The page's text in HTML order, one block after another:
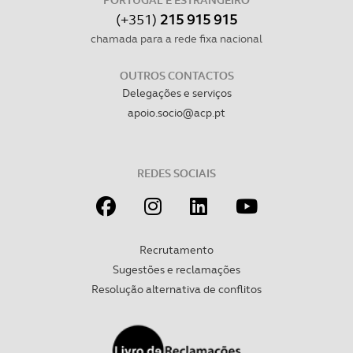
consentimento e quando tal se afigure estritamente
necessário no contexto dos serviços a prestar.
tecnologias similares pode ter impacto na sua
experiência de navegação no Website e nos serviços
(+351) 215 915 915
chamada para a rede fixa nacional
OUTROS CONTACTOS
Delegações e serviços
apoio.socio@acp.pt
REDES SOCIAIS
Recrutamento
Sugestões e reclamações
Resolução alternativa de conflitos